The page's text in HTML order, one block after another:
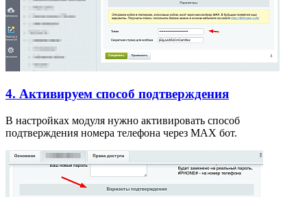
4. Активируем способ подтверждения
В настройках модуля нужно активировать способ
подтверждения номера телефона через MAX бот.